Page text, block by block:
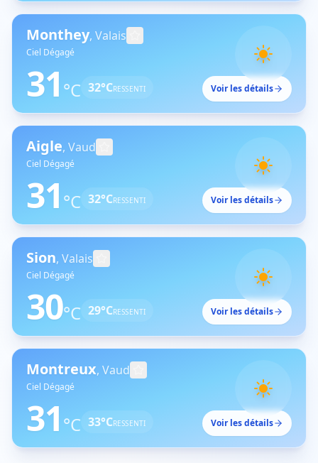
Monthey, Valais
Ciel Dégagé
31 °C 32°CRESSENTI Voir les détails
Aigle, Vaud
Ciel Dégagé
31 °C 32°CRESSENTI Voir les détails
Sion, Valais
Ciel Dégagé
30°C 29°CRESSENTI Voir les détails
Montreux, Vaud
Ciel Dégagé
31 °C 33°CRESSENTI Voir les détails